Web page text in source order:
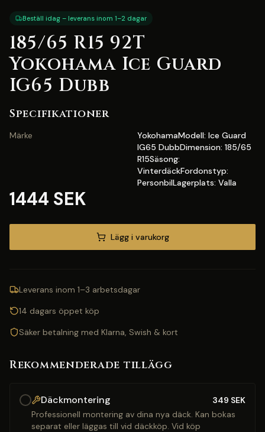
Beställ idag – leverans inom 1–2 dagar
185/65 R15 92T
Yokohama Ice Guard
IG65 Dubb
Specifikationer
Märke
YokohamaModell: Ice Guard
IG65 DubbDimension: 185/65
R15Säsong:
VinterdäckFordonstyp:
PersonbilLagerplats: Valla
1444 SEK
Lägg i varukorg
Leverans inom 1–3 arbetsdagar
14 dagars öppet köp
Säker betalning med Klarna, Swish & kort
Rekommenderade tillägg
Däckmontering 349 SEK
Professionell montering av dina nya däck. Kan bokas
separat eller läggas till vid däckköp. Vid köp